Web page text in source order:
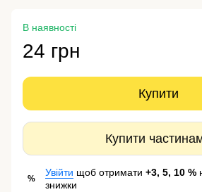
В наявності
24 грн
Купити
Купити
%
Увійти щоб отримати +3, 5, 10 %
знижки